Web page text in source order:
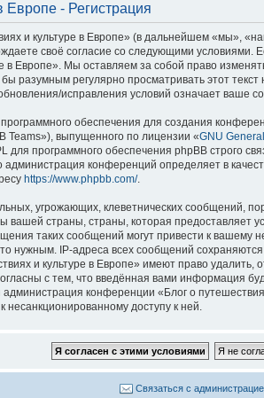
Европе - Регистрация
и культуре в Европе» (в дальнейшем «мы»,
своё согласие со следующими условиями.
в Европе». Мы оставляем за собой право
разумным регулярно просматривать этот
исправления условий означает ваше
обеспечения для создания
Teams»), выпущенного по лицензии «GNU
для программного обеспечения phpBB строго
администрация конференций определяет в
https://www.phpbb.com/.
угрожающих, клеветнических сообщений,
страны, страны, которая предоставляет
таких сообщений могут привести к
нужным. IP-адреса всех сообщений
и культуре в Европе» имеют право
с тем, что введённая вами информация
конференции «Блог о
несанкционированному доступу к ней.
Связаться с